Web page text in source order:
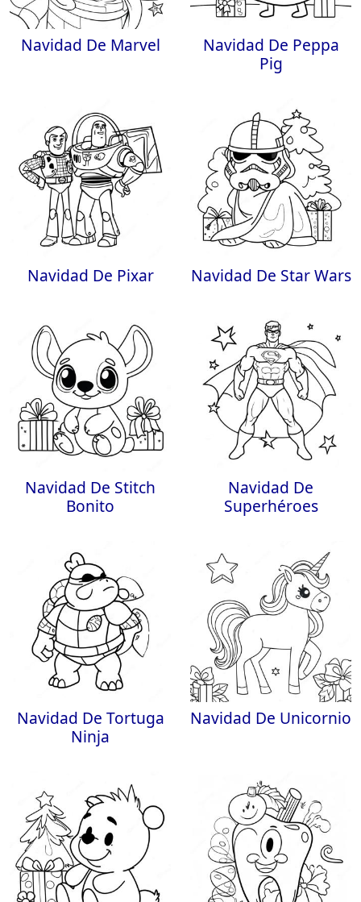
Navidad De Marvel
Navidad De Peppa
Pig
Navidad De Pixar Navidad De Star Wars
Navidad De Stitch
Bonito
Navidad De
Superhéroes
Navidad De Tortuga
Ninja
Navidad De Unicornio